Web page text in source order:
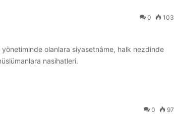
0 103
olanlara siyasetnâme, halk nezdinde
nasihatleri.
0 97